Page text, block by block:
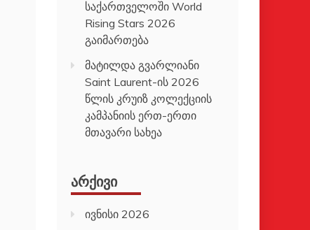
საქართველოში World
Rising Stars 2026
გაიმართება
მატილდა გვარლიანი
Saint Laurent-ის 2026
წლის კრუიზ კოლექციის
კამპანიის ერთ-ერთი
მთავარი სახეა
ᲐᲠᲥᲘᲕᲘ
ივნისი 2026